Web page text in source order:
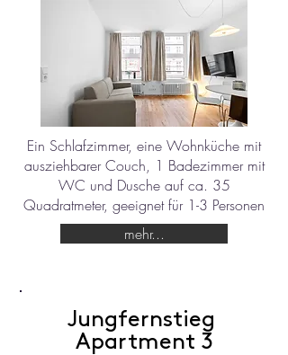
Ein Schlafzimmer, eine Wohnküche mit
ausziehbarer Couch, 1 Badezimmer mit
WC und Dusche auf ca. 35
Quadratmeter, geeignet für 1-3 Personen
mehr...
Jungfernstieg
Apartment 3